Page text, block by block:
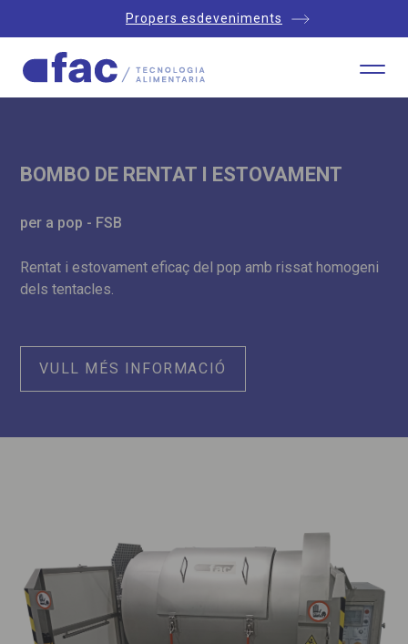
Propers esdeveniments
BOMBO DE RENTAT I ESTOVAMENT
per a pop - FSB
Rentat i estovament eficaç del pop amb rissat homogeni
dels tentacles.
VULL MÉS INFORMACIÓ